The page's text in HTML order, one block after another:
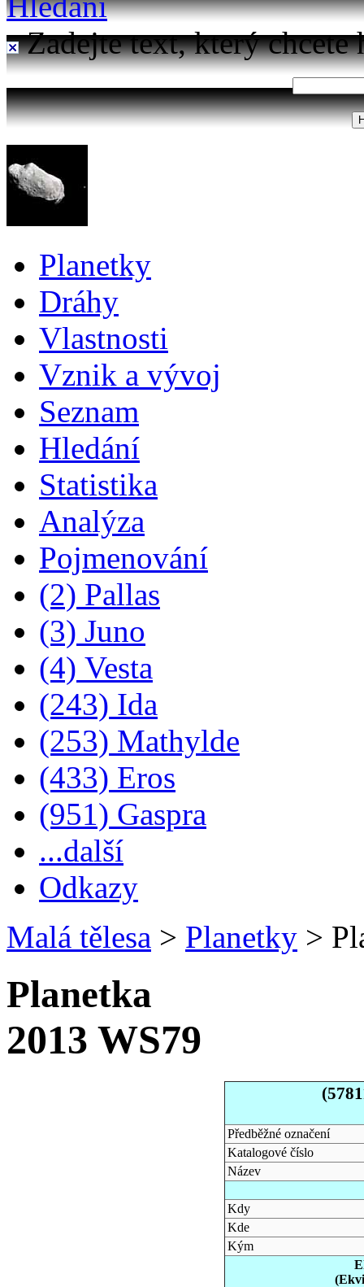
Zadejte text, který chcete
Planetky
Dráhy
Vlastnosti
Vznik a vývoj
Seznam
Hledání
Statistika
Analýza
Pojmenování
(2) Pallas
(3) Juno
(4) Vesta
(243) Ida
(253) Mathylde
(433) Eros
(951) Gaspra
...další
Odkazy
Malá tělesa > Planetky >
Planetka
2013 WS79
Předběžné označení
Katalogové číslo
Název
Kdy
Kde
Kým